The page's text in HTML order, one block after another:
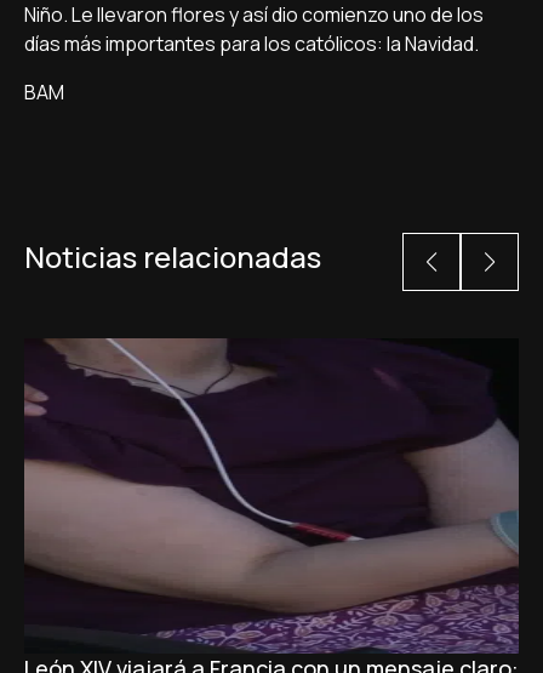
Niño. Le llevaron flores y así dio comienzo uno de los
días más importantes para los católicos: la Navidad.
BAM
Noticias relacionadas